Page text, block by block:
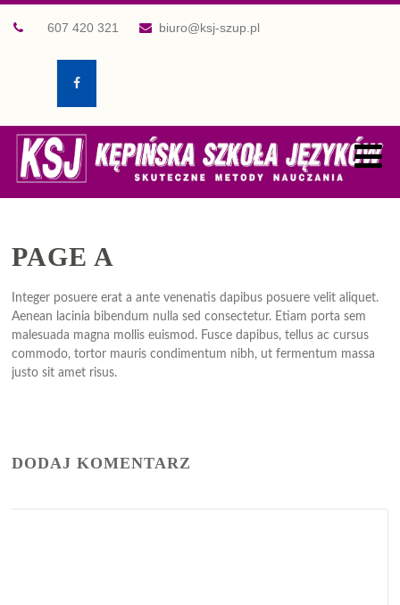
607 420 321 biuro@ksj-szup.pl
PAGE A
Integer posuere erat a ante venenatis dapibus posuere velit aliquet.
Aenean lacinia bibendum nulla sed consectetur. Etiam porta sem
malesuada magna mollis euismod. Fusce dapibus, tellus ac cursus
commodo, tortor mauris condimentum nibh, ut fermentum massa
justo sit amet risus.
DODAJ KOMENTARZ